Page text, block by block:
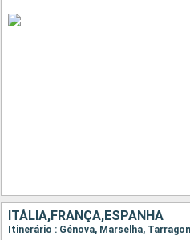
ITÁLIA,FRANÇA,ESPANHA
Itinerário : Génova, Marselha,